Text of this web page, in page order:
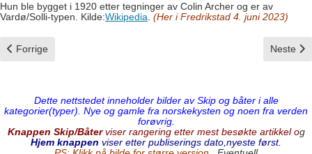
Hun ble bygget i 1920 etter tegninger av Colin Archer og er av
Vardø/Solli-typen. Kilde:Wikipedia. (Her i Fredrikstad 4. juni 2023)
Forrige artikkel: Mårøy
Forrige Neste
Neste
Dette nettstedet inneholder bilder av Skip og båter i alle
kategorier(typer). Nye og gamle fra norskekysten og noen fra verden
forøvrig.
Knappen Skip/Båterviser rangering etter mest besøkte artikkel og
Hjem knappen viser etter publiserings dato,nyeste først.